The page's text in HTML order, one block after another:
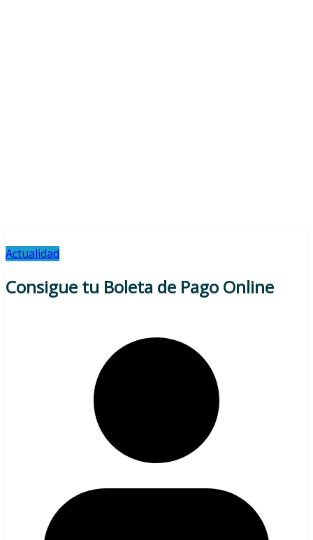
Actualidad
Consigue tu Boleta de Pago Online